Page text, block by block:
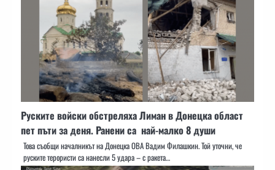
Руските войски обстреляха Лиман в Донецка област
пет пъти за деня. Ранени са най-малко 8 души
Това съобщи началникът на Донецка ОВА Вадим Филашкин. Той уточни, че
руските терористи са нанесли 5 удара – с ракета…